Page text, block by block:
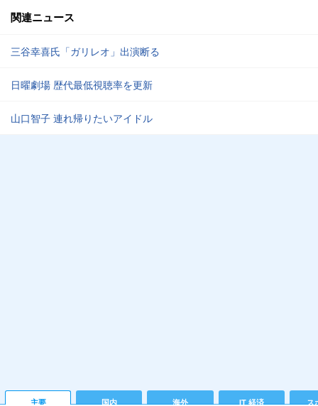
関連ニュース
三谷幸喜氏「ガリレオ」出演断る
日曜劇場 歴代最低視聴率を更新
山口智子 連れ帰りたいアイドル
主要 国内 海外 IT 経済 ス